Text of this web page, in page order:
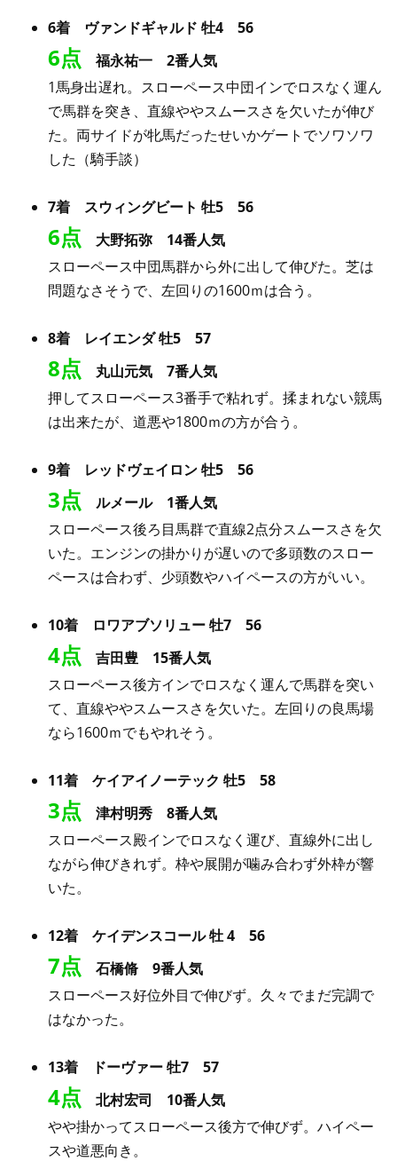
6着 ヴァンドギャルド 牡4 56
6点 福永祐一 2番人気
1馬身出遅れ。スローペース中団インでロスなく運ん
で馬群を突き、直線ややスムースさを欠いたが伸び
た。両サイドが牝馬だったせいかゲートでソワソワ
した（騎手談）
7着 スウィングビート 牡5 56
6点 大野拓弥 14番人気
スローペース中団馬群から外に出して伸びた。芝は
問題なさそうで、左回りの1600ｍは合う。
8着 レイエンダ 牡5 57
8点 丸山元気 7番人気
押してスローペース3番手で粘れず。揉まれない競馬
は出来たが、道悪や1800ｍの方が合う。
9着 レッドヴェイロン 牡5 56
3点 ルメール 1番人気
スローペース後ろ目馬群で直線2点分スムースさを欠
いた。エンジンの掛かりが遅いので多頭数のスロー
ペースは合わず、少頭数やハイペースの方がいい。
10着 ロワアブソリュー 牡7 56
4点 吉田豊 15番人気
スローペース後方インでロスなく運んで馬群を突い
て、直線ややスムースさを欠いた。左回りの良馬場
なら1600ｍでもやれそう。
11着 ケイアイノーテック 牡5 58
3点 津村明秀 8番人気
スローペース殿インでロスなく運び、直線外に出し
ながら伸びきれず。枠や展開が噛み合わず外枠が響
いた。
12着 ケイデンスコール 牡 4 56
7点 石橋脩 9番人気
スローペース好位外目で伸びず。久々でまだ完調で
はなかった。
13着 ドーヴァー 牡7 57
4点 北村宏司 10番人気
やや掛かってスローペース後方で伸びず。ハイペー
スや道悪向き。